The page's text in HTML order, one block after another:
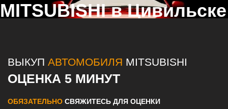
MITSUBISHI в Цивильске
ВЫКУП АВТОМОБИЛЯ MITSUBISHI
ОЦЕНКА 5 МИНУТ
ОБЯЗАТЕЛЬНО СВЯЖИТЕСЬ ДЛЯ ОЦЕНКИ